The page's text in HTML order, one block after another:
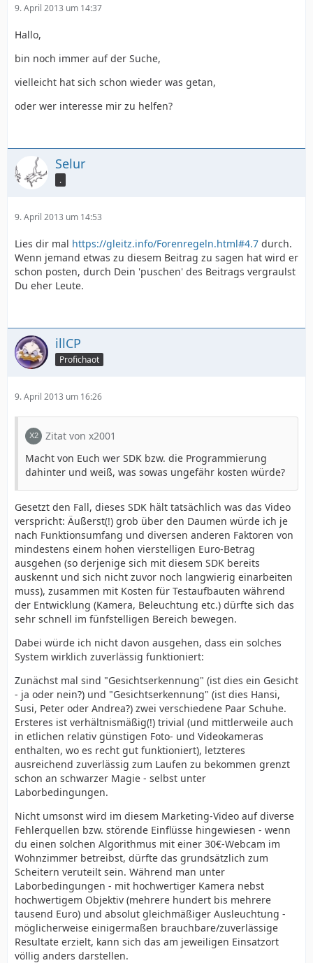
9. April 2013 um 14:37
Hallo,
bin noch immer auf der Suche,
vielleicht hat sich schon wieder was getan,
oder wer interesse mir zu helfen?
Selur
.
9. April 2013 um 14:53
Lies dir mal https://gleitz.info/Forenregeln.html#4.7 durch.
Wenn jemand etwas zu diesem Beitrag zu sagen hat wird er
schon posten, durch Dein 'puschen' des Beitrags vergraulst
Du eher Leute.
illCP
Profichaot
9. April 2013 um 16:26
Zitat von x2001
Macht von Euch wer SDK bzw. die Programmierung
dahinter und weiß, was sowas ungefähr kosten würde?
Gesetzt den Fall, dieses SDK hält tatsächlich was das Video
verspricht: Äußerst(!) grob über den Daumen würde ich je
nach Funktionsumfang und diversen anderen Faktoren von
mindestens einem hohen vierstelligen Euro-Betrag
ausgehen (so derjenige sich mit diesem SDK bereits
auskennt und sich nicht zuvor noch langwierig einarbeiten
muss), zusammen mit Kosten für Testaufbauten während
der Entwicklung (Kamera, Beleuchtung etc.) dürfte sich das
sehr schnell im fünfstelligen Bereich bewegen.
Dabei würde ich nicht davon ausgehen, dass ein solches
System wirklich zuverlässig funktioniert:
Zunächst mal sind "Gesichtserkennung" (ist dies ein Gesicht
- ja oder nein?) und "Gesichtserkennung" (ist dies Hansi,
Susi, Peter oder Andrea?) zwei verschiedene Paar Schuhe.
Ersteres ist verhältnismäßig(!) trivial (und mittlerweile auch
in etlichen relativ günstigen Foto- und Videokameras
enthalten, wo es recht gut funktioniert), letzteres
ausreichend zuverlässig zum Laufen zu bekommen grenzt
schon an schwarzer Magie - selbst unter
Laborbedingungen.
Nicht umsonst wird im diesem Marketing-Video auf diverse
Fehlerquellen bzw. störende Einflüsse hingewiesen - wenn
du einen solchen Algorithmus mit einer 30€-Webcam im
Wohnzimmer betreibst, dürfte das grundsätzlich zum
Scheitern veruteilt sein. Während man unter
Laborbedingungen - mit hochwertiger Kamera nebst
hochwertigem Objektiv (mehrere hundert bis mehrere
tausend Euro) und absolut gleichmäßiger Ausleuchtung -
möglicherweise einigermaßen brauchbare/zuverlässige
Resultate erzielt, kann sich das am jeweiligen Einsatzort
völlig anders darstellen.